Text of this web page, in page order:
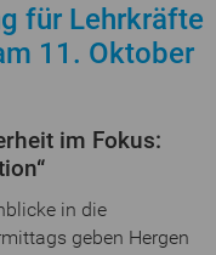
für Lehrkräfte
11. Oktober
im Fokus:
in die
geben Hergen